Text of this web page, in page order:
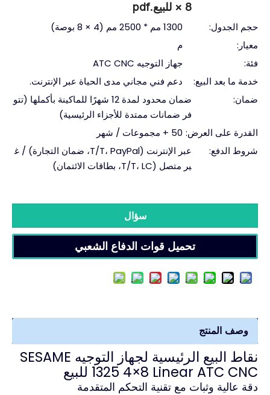
× 8 للبيع.pdf
حجم الجدول:
1300 مم * 2500 مم (4 × 8 بوصة)
معيار:
م
فئة:
جهاز التوجيه ATC CNC
خدمة ما بعد البيع:
دعم فني مجاني مدى الحياة عبر الإنترنت.
ضمان:
ضمان محدود لمدة 12 شهرًا للماكينة بأكملها (تتو
فر ضمانات ممتدة للأجزاء الرئيسية)
القدرة على العرض: 50 + مجموعات / شهر
شروط الدفع:
عبر الإنترنت (T/T، PayPal، ضمان التجارة) / غ
ير متصل (T/T، LC، بطاقات الائتمان)
سؤال
تحميل قوات الدفاع الشعبي
وصف المنتج
نقاط البيع الرئيسية لجهاز التوجيه SESAME
1325 4×8 Linear ATC CNC للبيع
دقة عالية وثبات مع تقنية التحكم المتقدمة